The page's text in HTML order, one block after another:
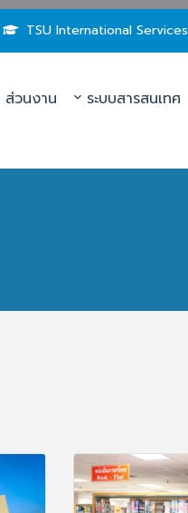
TSU International Services
ส่วนงาน ระบบสารสนเทศ